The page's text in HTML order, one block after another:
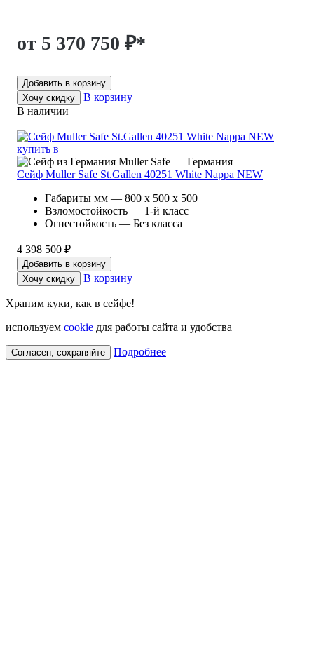
от 5 370 750 ₽*
Добавить в корзину
Хочу скидку
В корзину
В наличии
Muller Safe — Германия
Сейф Muller Safe St.Gallen 40251 White Nappa NEW
Габариты мм — 800 x 500 x 500
Взломостойкость — 1-й класс
Огнестойкость — Без класса
4 398 500 ₽
Добавить в корзину
Хочу скидку
В корзину
Храним куки, как в сейфе!
используем cookie для работы сайта и удобства
Согласен, сохраняйте Подробнее